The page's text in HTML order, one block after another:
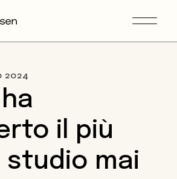
2024
il più
studio mai